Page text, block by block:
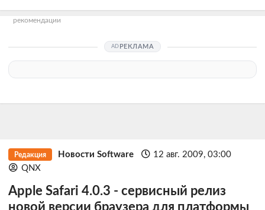
рекомендации
РЕКЛАМА
Редакция Новости Software
12 авг. 2009, 03:00
QNX
Apple Safari 4.0.3 - сервисный релиз
новой версии браузера для платформы